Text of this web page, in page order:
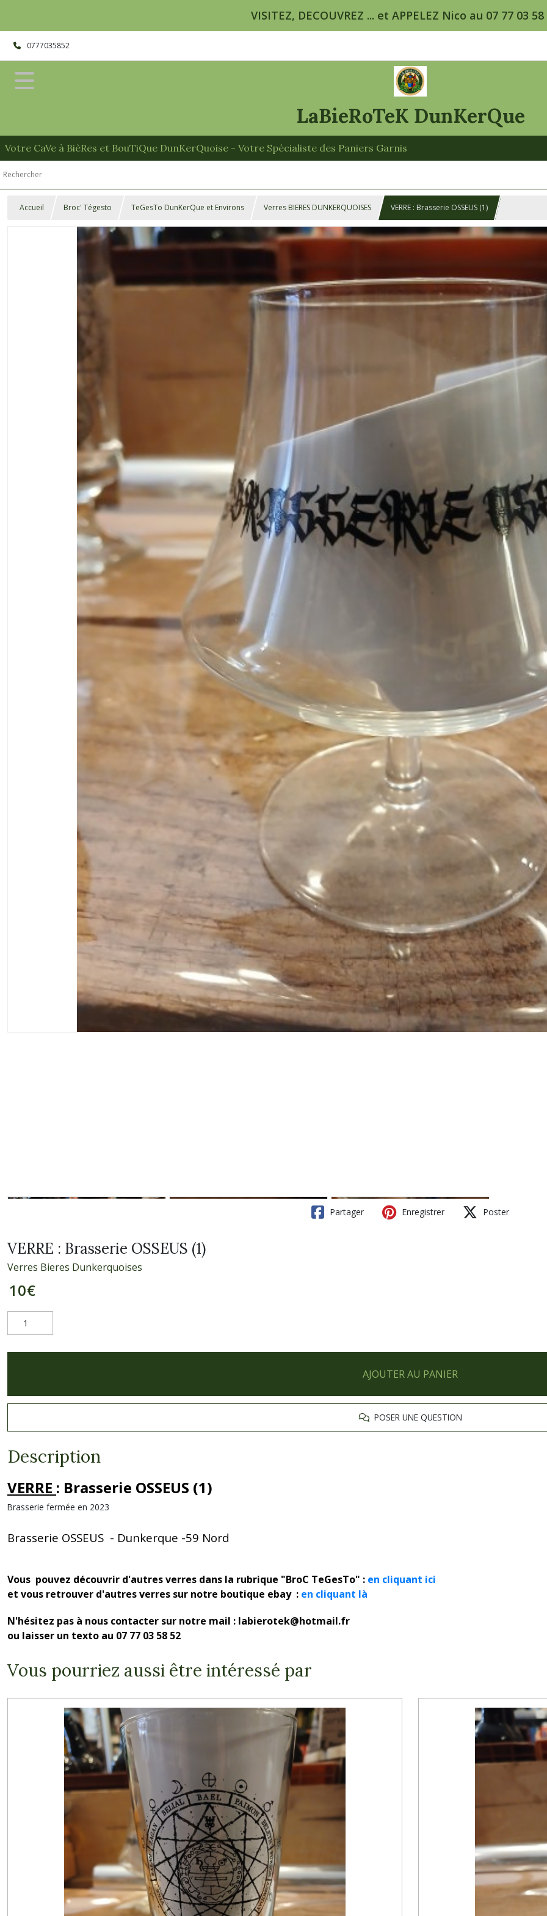
VISITEZ, DECOUVREZ ... et APPELEZ Nico au 07 77 03 58
0777035852
LaBieRoTeK DunKerQue
Votre CaVe à BièRes et BouTiQue DunKerQuoise - Votre Spécialiste des Paniers Garnis
Accueil Broc' Tégesto TeGesTo DunKerQue et Environs Verres BIERES DUNKERQUOISES VERRE : Brasserie OSSEUS (1)
Partager Enregistrer Poster
VERRE : Brasserie OSSEUS (1)
Verres Bieres Dunkerquoises
10€
AJOUTER AU PANIER
POSER UNE QUESTION
Description
VERRE : Brasserie OSSEUS (1)
Brasserie fermée en 2023
Brasserie OSSEUS - Dunkerque -59 Nord
Vous pouvez découvrir d'autres verres dans la rubrique "BroC TeGesTo" : en cliquant ici
et vous retrouver d'autres verres sur notre boutique ebay : en cliquant là
N'hésitez pas à nous contacter sur notre mail : labierotek@hotmail.fr
ou laisser un texto au 07 77 03 58 52
Vous pourriez aussi être intéressé par